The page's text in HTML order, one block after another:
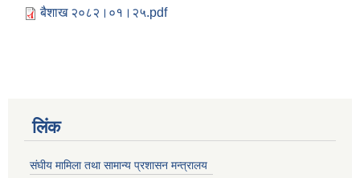
बैशाख २०८२।०१।२५.pdf
लिंक
संघीय मामिला तथा सामान्य प्रशासन मन्त्रालय